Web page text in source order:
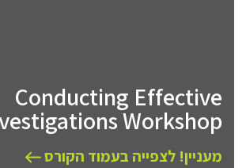
Conducting Effective
Workshop
מעניין! לצפייה בעמוד הקורס